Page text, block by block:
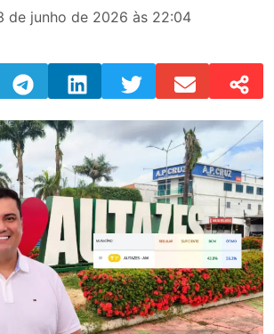
de junho de 2026 às 22:04